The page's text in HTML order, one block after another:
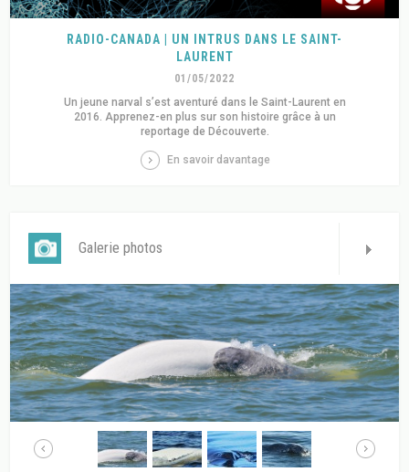
RADIO-CANADA | UN INTRUS DANS LE SAINT-
LAURENT
01/05/2022
Un jeune narval s’est aventuré dans le Saint-Laurent en
2016. Apprenez-en plus sur son histoire grâce à un
reportage de Découverte.
En savoir davantage
Galerie photos